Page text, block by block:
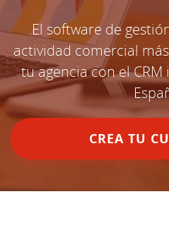
El software de
actividad comercial
tu agencia con el
CREA TU